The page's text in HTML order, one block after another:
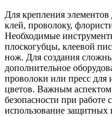
Для крепления элементов
клей, проволоку,
Необходимые
плоскогубцы, клеевой
нож. Для создания
дополнительное
проволоки или пресс для
цветов. Важным аспектом
безопасности при работе
использование защитных